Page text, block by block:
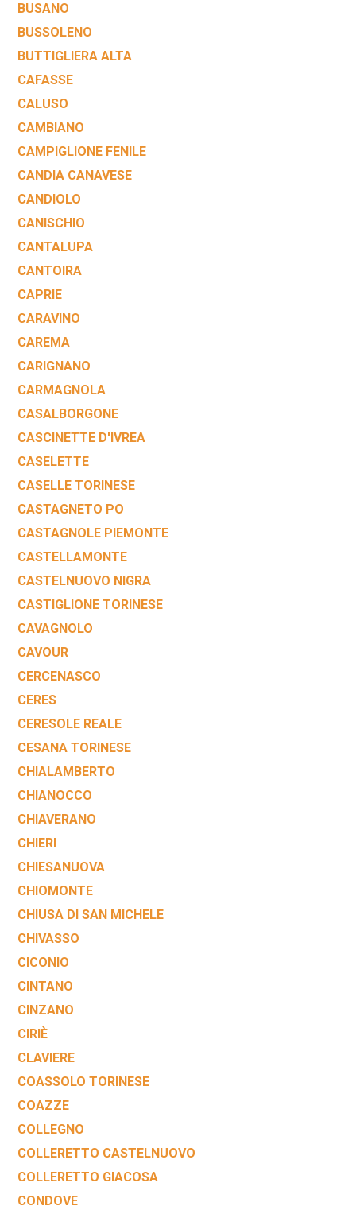
BUSANO
BUSSOLENO
BUTTIGLIERA ALTA
CAFASSE
CALUSO
CAMBIANO
CAMPIGLIONE FENILE
CANDIA CANAVESE
CANDIOLO
CANISCHIO
CANTALUPA
CANTOIRA
CAPRIE
CARAVINO
CAREMA
CARIGNANO
CARMAGNOLA
CASALBORGONE
CASCINETTE D'IVREA
CASELETTE
CASELLE TORINESE
CASTAGNETO PO
CASTAGNOLE PIEMONTE
CASTELLAMONTE
CASTELNUOVO NIGRA
CASTIGLIONE TORINESE
CAVAGNOLO
CAVOUR
CERCENASCO
CERES
CERESOLE REALE
CESANA TORINESE
CHIALAMBERTO
CHIANOCCO
CHIAVERANO
CHIERI
CHIESANUOVA
CHIOMONTE
CHIUSA DI SAN MICHELE
CHIVASSO
CICONIO
CINTANO
CINZANO
CIRIÈ
CLAVIERE
COASSOLO TORINESE
COAZZE
COLLEGNO
COLLERETTO CASTELNUOVO
COLLERETTO GIACOSA
CONDOVE